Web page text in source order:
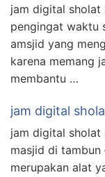
jam digital sholat
pengingat waktu
amsjid yang
karena memang
membantu …
jam digital
jam digital
masjid di
merupakan alat